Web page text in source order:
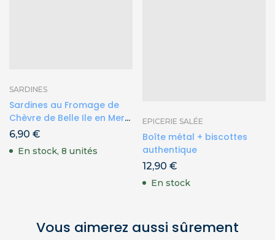
SARDINES
Sardines au Fromage de
Chèvre de Belle Ile en Mer
115g
6,90 €
En stock, 8 unités
EPICERIE SALÉE
Boîte métal + biscottes
authentique
12,90 €
En stock
Vous aimerez aussi sûrement